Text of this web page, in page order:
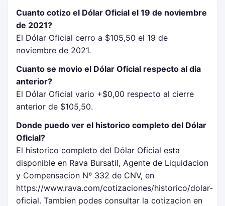
Cuanto cotizo el Dólar Oficial el 19 de noviembre
de 2021?
El Dólar Oficial cerro a $105,50 el 19 de
noviembre de 2021.
Cuanto se movio el Dólar Oficial respecto al dia
anterior?
El Dólar Oficial vario +$0,00 respecto al cierre
anterior de $105,50.
Donde puedo ver el historico completo del Dólar
Oficial?
El historico completo del Dólar Oficial esta
disponible en Rava Bursatil, Agente de Liquidacion
y Compensacion Nº 332 de CNV, en
https://www.rava.com/cotizaciones/historico/dolar-
oficial. Tambien podes consultar la cotizacion en